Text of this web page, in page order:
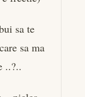
sa te
sa ma
..?..